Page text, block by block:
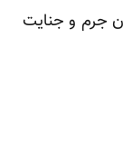
جرم و جنایت